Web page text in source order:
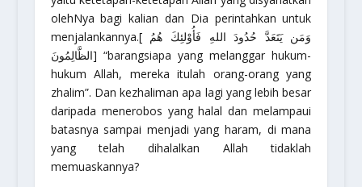
olehNya bagi kalian dan Dia perintahkan untuk
menjalankannya.[ وَمَن يَتَعَدَّ حُدُودَ اللهِ فَأُوْلئِكَ هُمُ
الظَّالِمُونَ] “barangsiapa yang melanggar hukum-
hukum Allah, mereka itulah orang-orang yang
zhalim”. Dan kezhaliman apa lagi yang lebih besar
daripada menerobos yang halal dan melampaui
batasnya sampai menjadi yang haram, di mana
yang telah dihalalkan Allah tidaklah
memuaskannya?